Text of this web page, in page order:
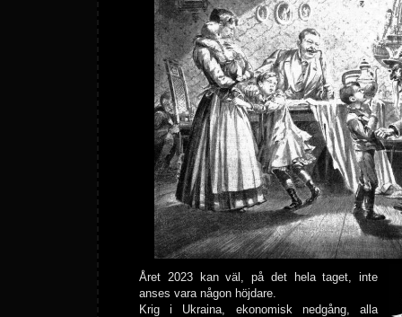
Året 2023 kan väl, på det hela taget, inte
anses vara någon höjdare.
Krig i Ukraina, ekonomisk nedgång, alla